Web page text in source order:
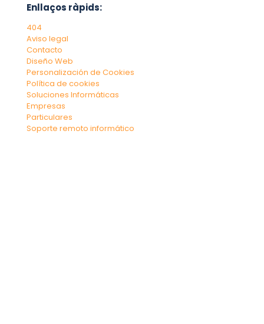
Enllaços ràpids:
404
Aviso legal
Contacto
Diseño Web
Personalización de Cookies
Política de cookies
Soluciones Informáticas
Empresas
Particulares
Soporte remoto informático